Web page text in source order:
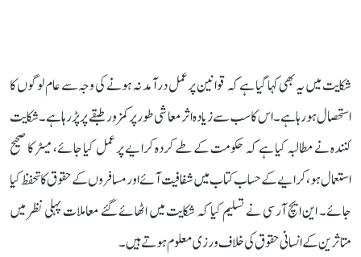
شکایت میں یہ بھی کہا گیا ہے کہ قوانین پر عمل درآمد نہ ہونے کی وجہ سے عام لوگوں کا
استحصال ہو رہا ہے۔ اس کا سب سے زیادہ اثر معاشی طور پر کمزور طبقے پر پڑ رہا ہے۔ شکایت
کنندہ نے مطالبہ کیا ہے کہ حکومت کے طے کردہ کرایے پر عمل کیا جائے، میٹر کا صحیح
استعمال ہو، کرایے کے حساب کتاب میں شفافیت آئے اور مسافروں کے حقوق کا تحفظ کیا
جائے۔ این ایچ آر سی نے تسلیم کیا کہ شکایت میں اٹھائے گئے معاملات پہلی نظر میں
متاثرین کے انسانی حقوق کی خلاف ورزی معلوم ہوتے ہیں۔